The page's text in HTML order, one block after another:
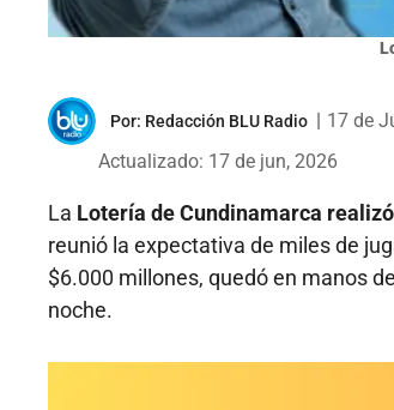
Por: Redacción BLU Radio
17 de
Actualizado: 17 de jun, 2026
La Lotería de Cundinamarca
reunió la expectativa de miles de
$6.000 millones, quedó en manos del
noche.